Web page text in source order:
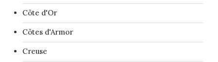
Côte d'Or
Côtes d'Armor
Creuse